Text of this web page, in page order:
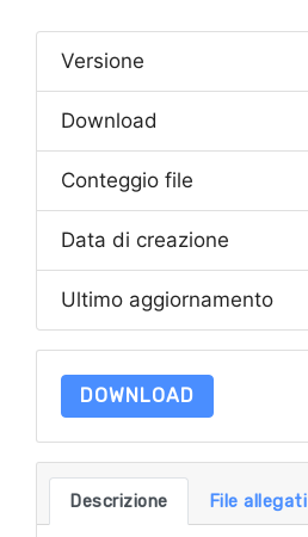
Versione
Download
Conteggio file
Data di creazione
Ultimo aggiornamento
DOWNLOAD
Descrizione File allegati